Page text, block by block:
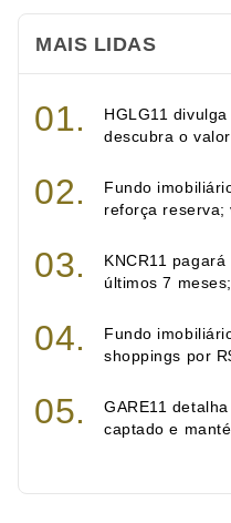
MAIS LIDAS
HGLG11
descubra o valor
Fundo
reforça reserva;
KNCR11
últimos 7
Fundo
shoppings por
GARE11
captado e